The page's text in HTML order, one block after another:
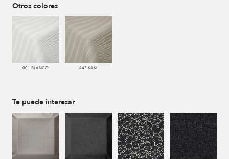
Otros colores
001 BLANCO 443 KAKI
Te puede interesar